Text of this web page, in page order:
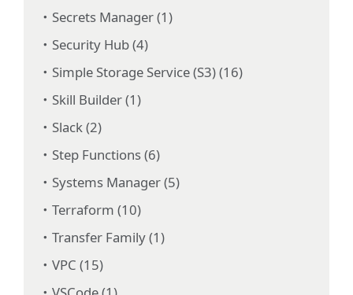
Secrets Manager (1)
Security Hub (4)
Simple Storage Service (S3) (16)
Skill Builder (1)
Slack (2)
Step Functions (6)
Systems Manager (5)
Terraform (10)
Transfer Family (1)
VPC (15)